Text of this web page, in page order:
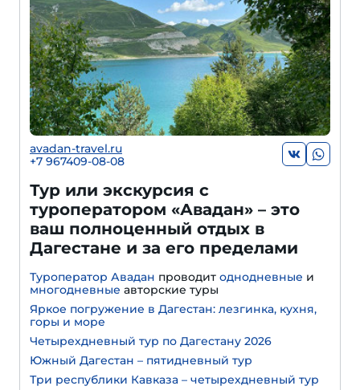
avadan-travel.ru
+7 967409-08-08
Тур или экскурсия с
туроператором «Авадан» – это
ваш полноценный отдых в
Дагестане и за его пределами
Туроператор Авадан проводит однодневные и
многодневные авторские туры
Яркое погружение в Дагестан: лезгинка, кухня,
горы и море
Четырехдневный тур по Дагестану 2026
Южный Дагестан – пятидневный тур
Три республики Кавказа – четырехдневный тур